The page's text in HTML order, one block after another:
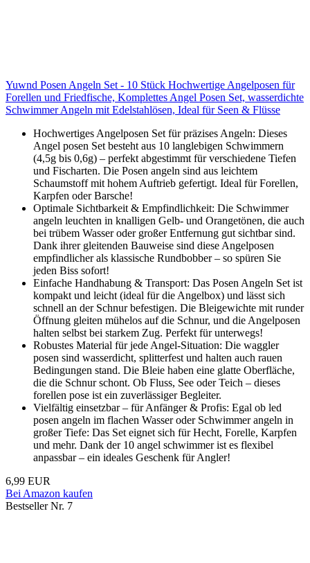
Yuwnd Posen Angeln Set - 10 Stück Hochwertige Angelposen für
Forellen und Friedfische, Komplettes Angel Posen Set, wasserdichte
Schwimmer Angeln mit Edelstahlösen, Ideal für Seen & Flüsse
Hochwertiges Angelposen Set für präzises Angeln: Dieses
Angel posen Set besteht aus 10 langlebigen Schwimmern
(4,5g bis 0,6g) – perfekt abgestimmt für verschiedene Tiefen
und Fischarten. Die Posen angeln sind aus leichtem
Schaumstoff mit hohem Auftrieb gefertigt. Ideal für Forellen,
Karpfen oder Barsche!
Optimale Sichtbarkeit & Empfindlichkeit: Die Schwimmer
angeln leuchten in knalligen Gelb- und Orangetönen, die auch
bei trübem Wasser oder großer Entfernung gut sichtbar sind.
Dank ihrer gleitenden Bauweise sind diese Angelposen
empfindlicher als klassische Rundbobber – so spüren Sie
jeden Biss sofort!
Einfache Handhabung & Transport: Das Posen Angeln Set ist
kompakt und leicht (ideal für die Angelbox) und lässt sich
schnell an der Schnur befestigen. Die Bleigewichte mit runder
Öffnung gleiten mühelos auf die Schnur, und die Angelposen
halten selbst bei starkem Zug. Perfekt für unterwegs!
Robustes Material für jede Angel-Situation: Die waggler
posen sind wasserdicht, splitterfest und halten auch rauen
Bedingungen stand. Die Bleie haben eine glatte Oberfläche,
die die Schnur schont. Ob Fluss, See oder Teich – dieses
forellen pose ist ein zuverlässiger Begleiter.
Vielfältig einsetzbar – für Anfänger & Profis: Egal ob led
posen angeln im flachen Wasser oder Schwimmer angeln in
großer Tiefe: Das Set eignet sich für Hecht, Forelle, Karpfen
und mehr. Dank der 10 angel schwimmer ist es flexibel
anpassbar – ein ideales Geschenk für Angler!
6,99 EUR
Bei Amazon kaufen
Bestseller Nr. 7